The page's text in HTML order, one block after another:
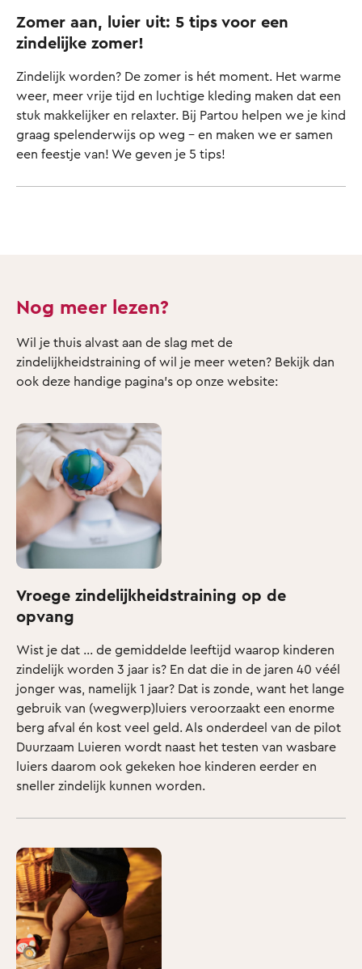
Zomer aan, luier uit: 5 tips voor een
zindelijke zomer!
Zindelijk worden? De zomer is hét moment. Het warme
weer, meer vrije tijd en luchtige kleding maken dat een
stuk makkelijker en relaxter. Bij Partou helpen we je kind
graag spelenderwijs op weg – en maken we er samen
een feestje van! We geven je 5 tips!
Nog meer lezen?
Wil je thuis alvast aan de slag met de
zindelijkheidstraining of wil je meer weten? Bekijk dan
ook deze handige pagina's op onze website:
Vroege zindelijkheidstraining op de
opvang
Wist je dat … de gemiddelde leeftijd waarop kinderen
zindelijk worden 3 jaar is? En dat die in de jaren 40 véél
jonger was, namelijk 1 jaar? Dat is zonde, want het lange
gebruik van (wegwerp)luiers veroorzaakt een enorme
berg afval én kost veel geld. Als onderdeel van de pilot
Duurzaam Luieren wordt naast het testen van wasbare
luiers daarom ook gekeken hoe kinderen eerder en
sneller zindelijk kunnen worden.